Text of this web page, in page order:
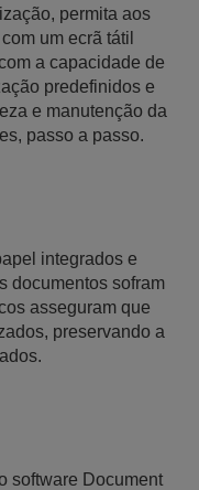
permita aos
um ecrã tátil
a capacidade de
predefinidos e
e manutenção da
passo a passo.
integrados e
documentos sofram
asseguram que
preservando a
software Document